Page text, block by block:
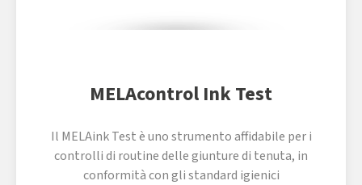
MELAcontrol Ink Test
Il MELAink Test è uno strumento affidabile per i
controlli di routine delle giunture di tenuta, in
conformità con gli standard igienici